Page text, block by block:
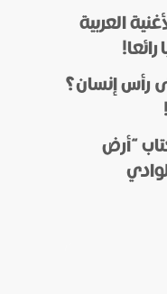
العربية
رائعا!
رأس إنسان؟
“أرض